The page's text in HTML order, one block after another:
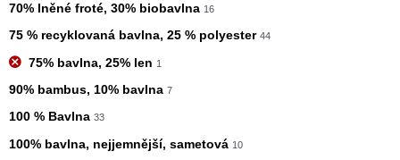
70% lněné froté, 30% biobavlna 16
75 % recyklovaná bavlna, 25 % polyester 44
75% bavlna, 25% len 1
90% bambus, 10% bavlna 7
100 % Bavlna 33
100% bavlna, nejjemnější, sametová 10